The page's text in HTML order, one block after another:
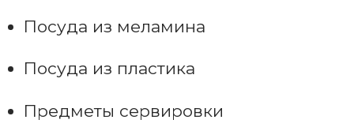
Посуда из меламина
Посуда из пластика
Предметы сервировки